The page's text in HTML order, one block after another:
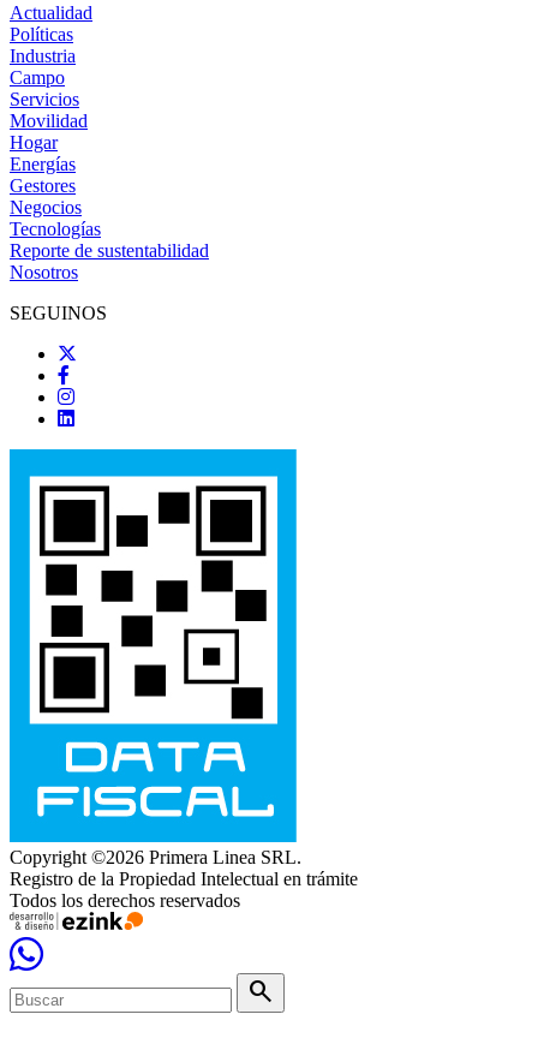
Actualidad
Políticas
Industria
Campo
Servicios
Movilidad
Hogar
Energías
Gestores
Negocios
Tecnologías
Reporte de sustentabilidad
Nosotros
SEGUINOS
Copyright ©2026 Primera Linea SRL.
Registro de la Propiedad Intelectual en trámite
Todos los derechos reservados
search